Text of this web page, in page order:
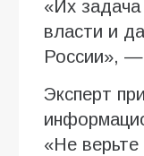
«Их
власти и
России», —
Эксперт
«Не